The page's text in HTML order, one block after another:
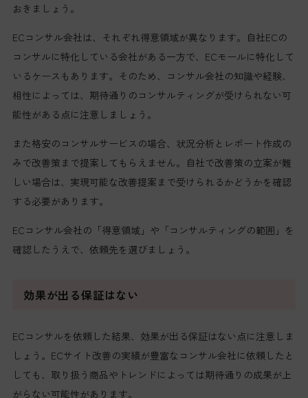
おきましょう。
ECコンサル会社は、それぞれ得意領域が異なります。自社ECの
コンサルに特化している会社がある一方で、ECモールに特化して
いるケースもあります。そのため、コンサル会社の知識や経験、
相性によっては、期待通りのコンサルティングが受けられない可
能性がある点に注意しましょう。
また格安のコンサルサービスの場合、状況分析とレポート作成の
みで改善策まで提案してもらえません。自社で改善策の立案が難
しい場合は、実現可能な改善提案まで受けられるかどうかを確認
する必要があります。
ECコンサル会社の「得意領域」や「コンサルティングの範囲」を
確認したうえで、依頼先を選びましょう。
効果が出る保証はない
ECコンサルを依頼した結果、効果が出る保証はない点に注意しま
しょう。ECサイト改善の実績が豊富なコンサル会社に依頼したと
しても、取り扱う商品やトレンドによっては期待通りの成果が上
がらない可能性があります。